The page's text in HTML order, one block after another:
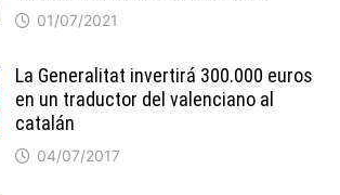
01/07/2021
La Generalitat invertirá 300.000 euros
en un traductor del valenciano al
catalán
04/07/2017